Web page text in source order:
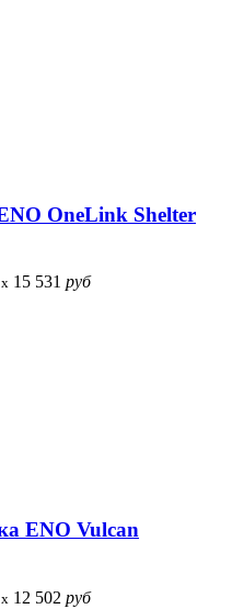
OneLink Shelter
x 15 531 руб
ENO Vulcan
x 12 502 руб